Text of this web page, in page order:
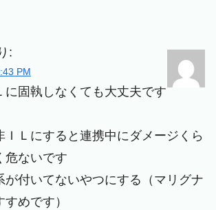
:
PM
に固執しなくても大丈夫です
ＩＬにすると連携中にダメージくら
危ないです
付いてないやつにする（マリグナ
めです）